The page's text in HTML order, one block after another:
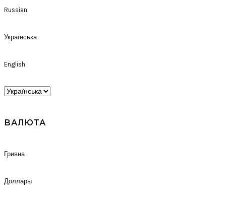
Russian
Українська
English
ВАЛЮТА
Гривна
Доллары